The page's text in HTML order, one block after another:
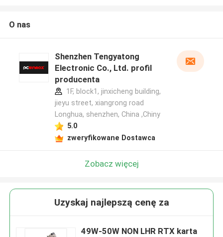
O nas
Shenzhen Tengyatong
Electronic Co., Ltd. profil
producenta
1F, block1, jinxicheng building,
jieyu street, xiangrong road
Longhua, shenzhen, China ,Chiny
5.0
zweryfikowane Dostawca
Zobacz więcej
Uzyskaj najlepszą cenę za
49W-50W NON LHR RTX karta